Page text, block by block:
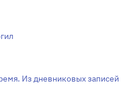
Из дневниковых записей